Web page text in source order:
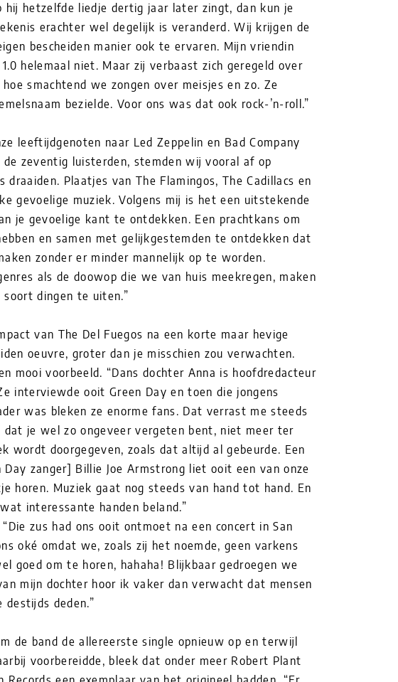
hij hetzelfde liedje dertig jaar later zingt, dan kun je
erachter wel degelijk is veranderd. Wij krijgen de
bescheiden manier ook te ervaren. Mijn vriendin
1.0 helemaal niet. Maar zij verbaast zich geregeld over
smachtend we zongen over meisjes en zo. Ze
bezielde. Voor ons was dat ook rock-’n-roll.”
leeftijdgenoten naar Led Zeppelin en Bad Company
zeventig luisterden, stemden wij vooral af op
draaiden. Plaatjes van The Flamingos, The Cadillacs en
gevoelige muziek. Volgens mij is het een uitstekende
je gevoelige kant te ontdekken. Een prachtkans om
en samen met gelijkgestemden te ontdekken dat
zonder er minder mannelijk op te worden.
als de doowop die we van huis meekregen, maken
dingen te uiten.”
van The Del Fuegos na een korte maar hevige
oeuvre, groter dan je misschien zou verwachten.
mooi voorbeeld. “Dans dochter Anna is hoofdredacteur
interviewde ooit Green Day en toen die jongens
was bleken ze enorme fans. Dat verrast me steeds
dat je wel zo ongeveer vergeten bent, niet meer ter
wordt doorgegeven, zoals dat altijd al gebeurde. Een
Day zanger] Billie Joe Armstrong liet ooit een van onze
horen. Muziek gaat nog steeds van hand tot hand. En
interessante handen beland.”
zus had ons ooit ontmoet na een concert in San
oké omdat we, zoals zij het noemde, geen varkens
goed om te horen, hahaha! Blijkbaar gedroegen we
mijn dochter hoor ik vaker dan verwacht dat mensen
deden.”
de band de allereerste single opnieuw op en terwijl
voorbereidde, bleek dat onder meer Robert Plant